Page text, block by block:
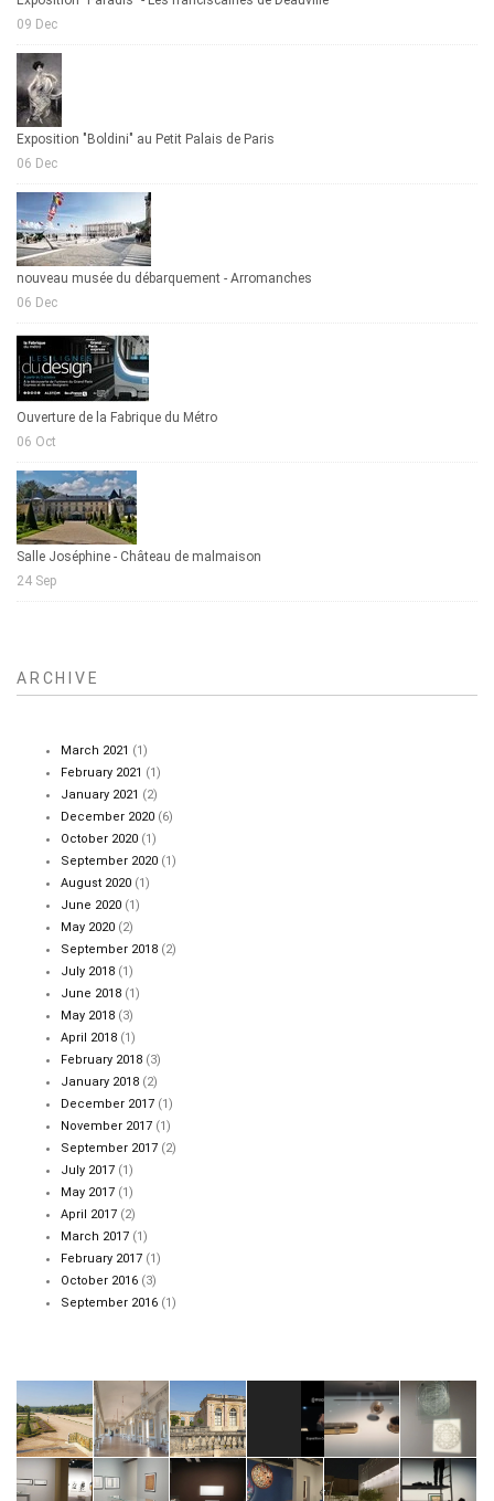
09 Dec
Exposition "Boldini" au Petit Palais de Paris
06 Dec
nouveau musée du débarquement - Arromanches
06 Dec
Ouverture de la Fabrique du Métro
06 Oct
Salle Joséphine - Château de malmaison
24 Sep
ARCHIVE
March 2021 (1)
February 2021 (1)
January 2021 (2)
December 2020 (6)
October 2020 (1)
September 2020 (1)
August 2020 (1)
June 2020 (1)
May 2020 (2)
September 2018 (2)
July 2018 (1)
June 2018 (1)
May 2018 (3)
April 2018 (1)
February 2018 (3)
January 2018 (2)
December 2017 (1)
November 2017 (1)
September 2017 (2)
July 2017 (1)
May 2017 (1)
April 2017 (2)
March 2017 (1)
February 2017 (1)
October 2016 (3)
September 2016 (1)